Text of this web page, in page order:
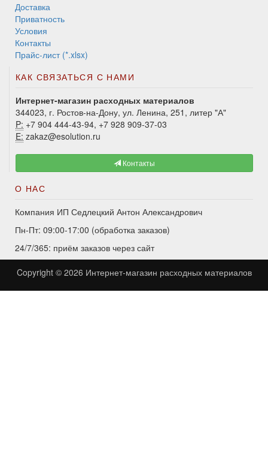
Доставка
Приватность
Условия
Контакты
Прайс-лист (*.xlsx)
КАК СВЯЗАТЬСЯ С НАМИ
Интернет-магазин расходных материалов
344023, г. Ростов-на-Дону, ул. Ленина, 251, литер "А"
P: +7 904 444-43-94, +7 928 909-37-03
E: zakaz@esolution.ru
Контакты
О НАС
Компания ИП Седлецкий Антон Александрович
Пн-Пт: 09:00-17:00 (обработка заказов)
24/7/365: приём заказов через сайт
Copyright © 2026 Интернет-магазин расходных материалов